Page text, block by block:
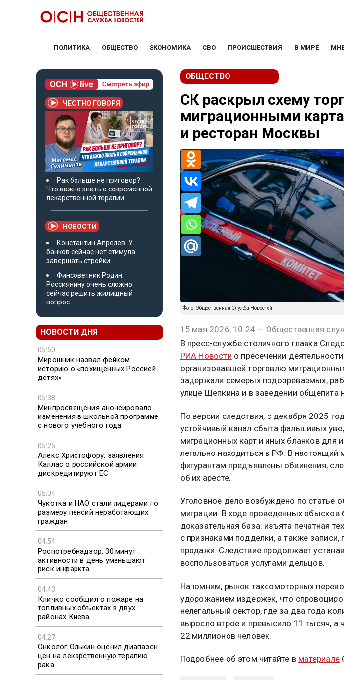
ПОЛИТИКА ОБЩЕСТВО ЭКОНОМИКА СВО ПРОИСШЕСТВИЯ В МИРЕ
ЧЕСТНО ГОВОРЯ
Рак больше не приговор?
Что важно знать о современной
лекарственной терапии
НОВОСТИ
Константин Апрелев: У
банков сейчас нет стимула
завершать стройки
Финсоветник Родин:
Россиянину очень сложно
сейчас решить жилищный
вопрос
НОВОСТИ ДНЯ
05:50
Мирошник назвал фейком
историю о «похищенных Россией
детях»
05:38
Минпросвещения анонсировало
изменения в школьной программе
с нового учебного года
05:25
Алекс Христофору: заявления
Каллас о российской армии
дискредитируют ЕС
05:04
Чукотка и НАО стали лидерами по
размеру пенсий неработающих
граждан
04:54
Роспотребнадзор: 30 минут
активности в день уменьшают
риск инфаркта
04:43
Кличко сообщил о пожаре на
топливных объектах в двух
районах Киева
04:27
Онколог Олькин оценил диапазон
цен на лекарственную терапию
рака
ОБЩЕСТВО
СК раскрыл схему
миграционными
и ресторан Москвы
Фото: Общественная Служба Новостей
15 мая 2026, 10:24 — Общественная
В пресс-службе столичного главка
РИА Новости о пресечении
организовавшей торговлю
задержали семерых подозреваемых,
улице Щепкина и в заведении общепита
По версии следствия, с декабря 2025
устойчивый канал сбыта фальшивых
миграционных карт и иных бланков для
легально находиться в РФ. В
фигурантам предъявлены обвинения,
об их аресте.
Уголовное дело возбуждено по статье
миграции. В ходе проведенных обысков
доказательная база: изъята печатная
с признаками подделки, а также
продажи. Следствие продолжает
воспользоваться услугами дельцов.
Напомним, рынок таксомоторных
удорожанием издержек, что
нелегальный сектор, где за два года
выросло втрое и превысило 11 тысяч, а
22 миллионов человек.
Подробнее об этом читайте в материале